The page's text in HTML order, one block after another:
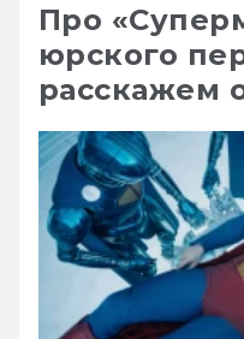
Про
юрского
расскажем